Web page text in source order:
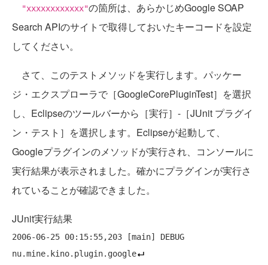
"xxxxxxxxxxxx"の箇所は、あらかじめGoogle SOAP
Search APIのサイトで取得しておいたキーコードを設定
してください。
さて、このテストメソッドを実行します。パッケー
ジ・エクスプローラで［GoogleCorePluginTest］を選択
し、Eclipseのツールバーから［実行］-［JUnit プラグイ
ン・テスト］を選択します。Eclipseが起動して、
Googleプラグインのメソッドが実行され、コンソールに
実行結果が表示されました。確かにプラグインが実行さ
れていることが確認できました。
JUnit実行結果
2006-06-25 00:15:55,203 [main] DEBUG
nu.mine.kino.plugin.google